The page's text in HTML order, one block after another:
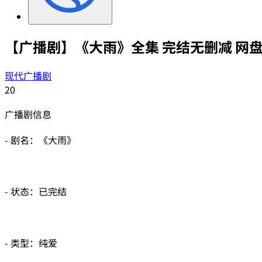
【广播剧】《大雨》全集 完结无删减 网
现代广播剧
20
广播剧信息
- 剧名：《大雨》
- 状态：已完结
- 类型：纯爱